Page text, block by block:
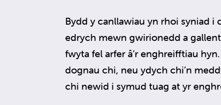
Bydd y canllawiau yn rhoi syniad i
edrych mewn gwirionedd a
fwyta fel arfer â’r enghreifftiau
dognau chi, neu ydych chi’n
chi newid i symud tuag at yr